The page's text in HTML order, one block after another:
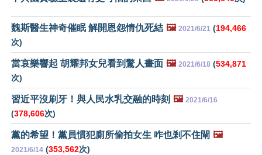
魏斯醫生神奇催眠 解開恩怨情仇死結 🖼️ 2021/6/21 (194,466
次)
當哀樂響起 胡耀邦女兒看到驚人畫面 🖼️ 2021/6/18 (534,871
次)
習近平沒刷牙！與人民水乳交融的時刻 🖼️ 2021/6/16
(378,606次)
黨的希望！黨員慣犯廁所偷拍女生 咋也剎不住閘 🖼️
2021/6/14 (353,562次)